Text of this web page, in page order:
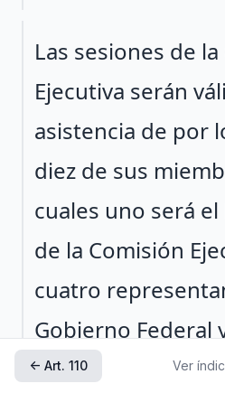
Párrafo 2
Las sesiones de
Ejecutiva serán
asistencia de por
diez de sus
cuales uno será
de la Comisión
cuatro
Gobierno Federal
las organizaciones
← Art. 110 Ver